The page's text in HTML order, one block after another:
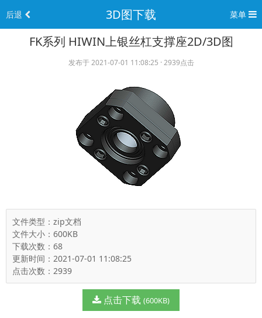
后退 3D图下载 菜单
FK系列 HIWIN上银丝杠支撑座2D/3D图
发布于 2021-07-01 11:08:25 · 2939点击
文件类型：zip文档
文件大小：600KB
下载次数：68
更新时间：2021-07-01 11:08:25
点击次数：2939
点击下载 (600KB)